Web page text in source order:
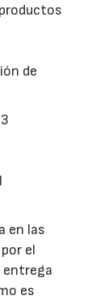
de
en las
el
entrega
es